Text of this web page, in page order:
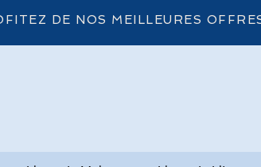
DE NOS MEILLEURES